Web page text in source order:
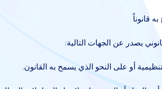
قانوناً
يصدر عن الجهات التالية:
أو على النحو الذي يسمح به القانون.